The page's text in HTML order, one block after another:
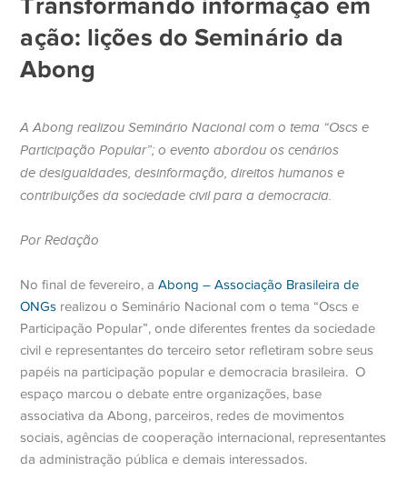
Transformando informação em
ação: lições do Seminário da
Abong
A Abong realizou Seminário Nacional com o tema “Oscs e
Participação Popular”; o evento abordou os cenários
dedesigualdades, desinformação, direitos humanos e
contribuições da sociedade civil para a democracia.
Por Redação
No final de fevereiro, a Abong – Associação Brasileira de
ONGs realizou o Seminário Nacional com o tema “Oscs e
Participação Popular”, onde diferentes frentes da sociedade
civil e representantes do terceiro setor refletiram sobre seus
papéis na participação popular e democracia brasileira.O
espaço marcou o debate entre organizações, base
associativa da Abong, parceiros, redes de movimentos
sociais, agências de cooperação internacional, representantes
da administração pública e demais interessados.